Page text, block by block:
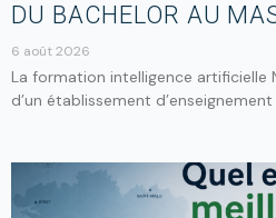
DU BACHELOR AU
6 août 2026
La formation intelligence artificielle
d’un établissement